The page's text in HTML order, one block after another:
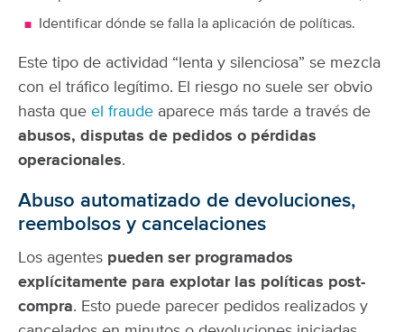
Identificar dónde se falla la aplicación de políticas.
Este tipo de actividad “lenta y silenciosa” se mezcla
con el tráfico legítimo. El riesgo no suele ser obvio
hasta que el fraude aparece más tarde a través de
abusos, disputas de pedidos o pérdidas
operacionales.
Abuso automatizado de devoluciones,
reembolsos y cancelaciones
Los agentes pueden ser programados
explícitamente para explotar las políticas post-
compra. Esto puede parecer pedidos realizados y